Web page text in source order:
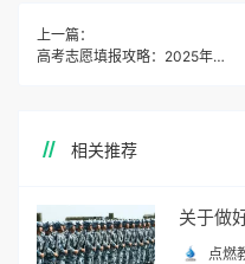
上一篇：
高考志愿填报攻略：2025年全面解析与实用指南
相关推荐
点燃